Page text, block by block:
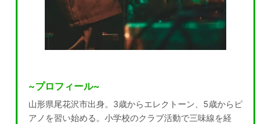
~プロフィール~
山形県尾花沢市出身。3歳からエレクトーン、5歳からピ
アノを習い始める。小学校のクラブ活動で三味線を経